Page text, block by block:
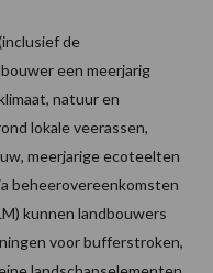
de
een meerjarig
natuur en
lokale veerassen,
meerjarige ecoteelten
beheerovereenkomsten
kunnen landbouwers
voor bufferstroken,